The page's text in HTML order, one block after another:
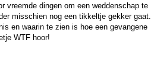
vreemde dingen om een weddenschap te
misschien nog een tikkeltje gekker gaat.
en waarin te zien is hoe een gevangene
WTF hoor!